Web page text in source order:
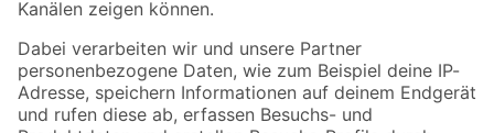
Folge uns
Zahlungsarten Versandarten